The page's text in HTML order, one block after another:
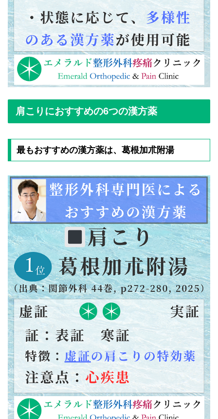
肩こりにおすすめの6つの漢方薬
最もおすすめの漢方薬は、葛根加朮附湯